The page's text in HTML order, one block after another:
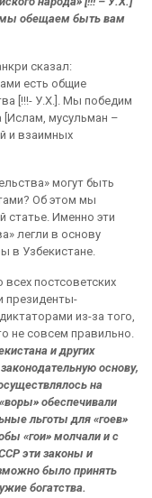
мы обещаем быть вам
сказал:
есть общие
[!!!- У.Х.]. Мы победим
мусульман –
и взаимных
могут быть
Об этом мы
Именно эти
легли в основу
в Узбекистане.
постсоветских
президенты-
из-за того,
не совсем правильно.
и других
основу,
на
обеспечивали
льготы для «гоев»
«гои» молчали и с
эти законы и
было принять
богатства.